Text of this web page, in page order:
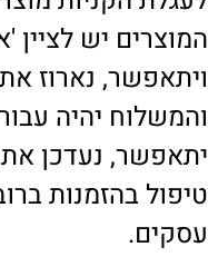
המוצרים יש לציין
ויתאפשר, נארוז
והמשלוח יהיה
יתאפשר, נעדכן
עסקים.